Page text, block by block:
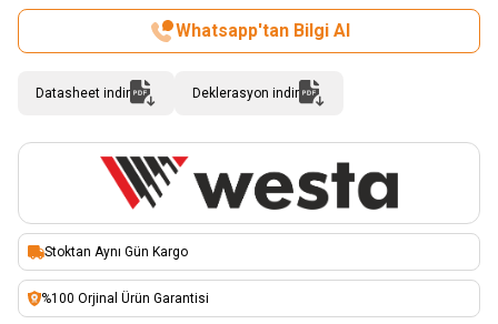
Whatsapp'tan Bilgi Al
Datasheet indir Deklerasyon indir
Stoktan Aynı Gün Kargo
%100 Orjinal Ürün Garantisi